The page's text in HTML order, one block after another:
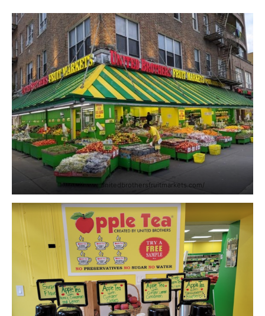
https://www.unitedbrothersfruitmarkets.com/